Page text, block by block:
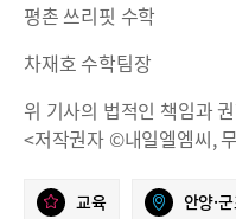
평촌 쓰리핏 수학
차재호 수학팀장
위 기사의 법적인 책임과
<저작권자 ©내일엘엠씨,
교육 안양·